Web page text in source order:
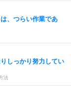
、つらい作業であ
しっかり努力してい
法